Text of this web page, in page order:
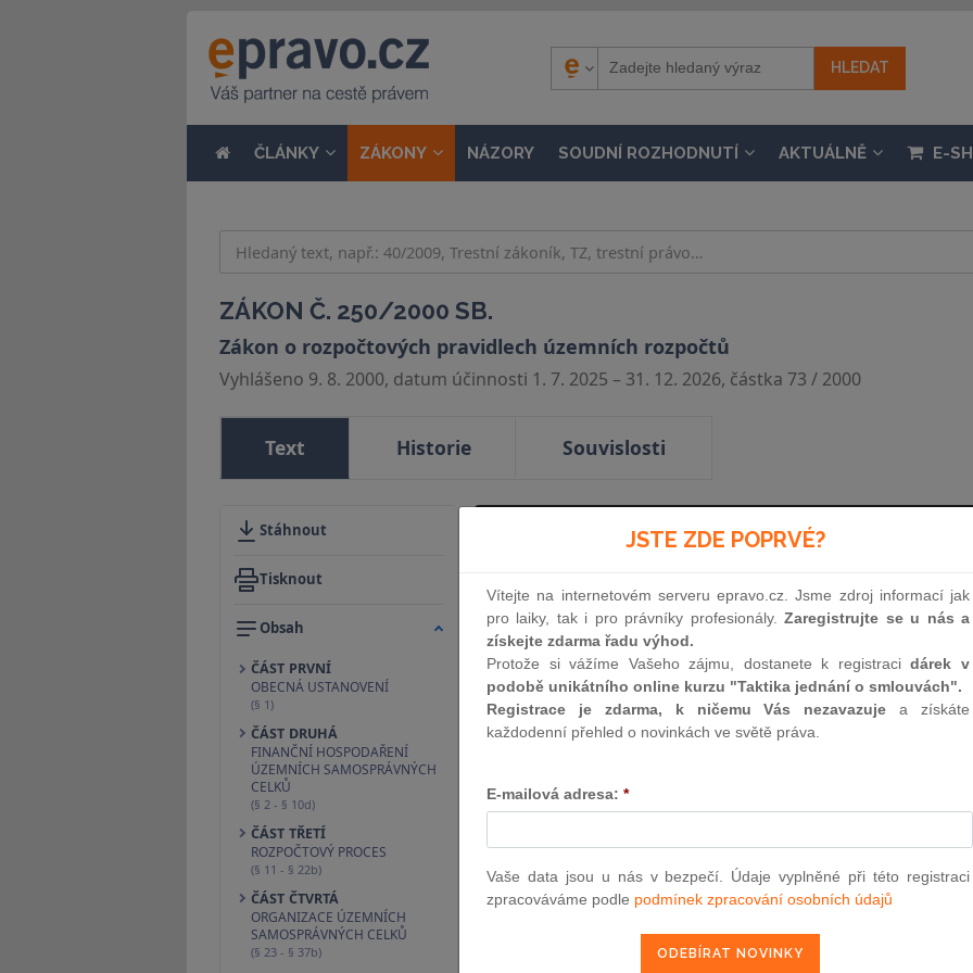
ČLÁNKY ZÁKONY NÁZORY SOUDNÍ ROZHODNUTÍ AKTUÁLNĚ E-
ZÁKON Č. 250/2000 SB.
Zákon o rozpočtových pravidlech územních rozpočtů
Vyhlášeno 9. 8. 2000, datum účinnosti 1. 7. 2025 – 31. 12. 2026, částka 73 / 2000
Text Historie Souvislosti
Stáhnout
Tisknout
Obsah
ČÁST PRVNÍ
OBECNÁ USTANOVENÍ
(§ 1)
ČÁST DRUHÁ
FINANČNÍ HOSPODAŘENÍ
ÚZEMNÍCH SAMOSPRÁVNÝCH
CELKŮ
(§ 2 - § 10d)
ČÁST TŘETÍ
ROZPOČTOVÝ PROCES
(§ 11 - § 22b)
ČÁST ČTVRTÁ
ORGANIZACE ÚZEMNÍCH
SAMOSPRÁVNÝCH CELKŮ
(§ 23 - § 37b)
od 1. 7. 2025 - 31. 12. 2026
250
ZÁKON
ze dne 7. července 2000
o rozpočtových pravidlech
Parlament se usnesl na tomto zákoně České
ČÁST PRVNÍ
OBECNÁ USTANOVENÍ
JSTE ZDE POPRVÉ?
Vítejte na internetovém serveru epravo.cz. Jsme zdroj informací jak
pro laiky, tak i pro právníky profesionály.Zaregistrujte se u nás a
získejte zdarma řadu výhod.
Protože si vážíme Vašeho zájmu, dostanete k registracidárek v
podobě unikátního online kurzu "Taktika jednání o smlouvách".
Registrace je zdarma, k ničemu Vás nezavazuje a získáte
každodenní přehled o novinkách ve světě práva.
E-mailová adresa: *
Vaše data jsou u nás v bezpečí. Údaje vyplněné při této registraci
zpracováváme podle podmínek zpracování osobních údajů